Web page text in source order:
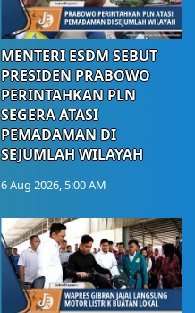
MENTERI ESDM SEBUT
PRESIDEN PRABOWO
PERINTAHKAN PLN
SEGERA ATASI
PEMADAMAN DI
SEJUMLAH WILAYAH
6 Aug 2026, 5:00 AM